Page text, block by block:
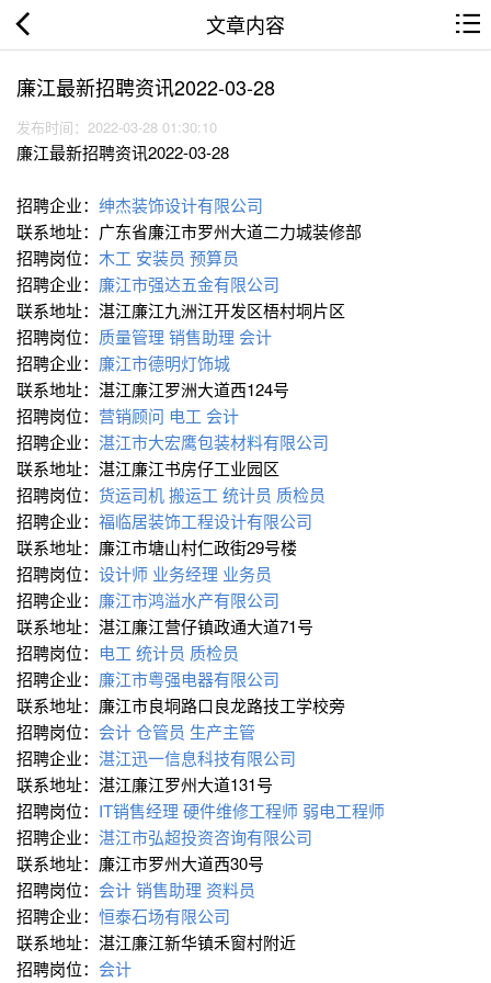
文章内容
廉江最新招聘资讯2022-03-28
发布时间：2022-03-28 01:30:10
廉江最新招聘资讯2022-03-28
招聘企业： 绅杰装饰设计有限公司
联系地址：广东省廉江市罗州大道二力城装修部
招聘岗位： 木工 安装员 预算员
招聘企业： 廉江市强达五金有限公司
联系地址：湛江廉江九洲江开发区梧村垌片区
招聘岗位： 质量管理 销售助理 会计
招聘企业： 廉江市德明灯饰城
联系地址：湛江廉江罗洲大道西124号
招聘岗位： 营销顾问 电工 会计
招聘企业： 湛江市大宏鹰包装材料有限公司
联系地址：湛江廉江书房仔工业园区
招聘岗位： 货运司机搬运工 统计员 质检员
招聘企业： 福临居装饰工程设计有限公司
联系地址：廉江市塘山村仁政街29号楼
招聘岗位： 设计师 业务经理 业务员
招聘企业： 廉江市鸿溢水产有限公司
联系地址：湛江廉江营仔镇政通大道71号
招聘岗位： 电工 统计员 质检员
招聘企业： 廉江市粤强电器有限公司
联系地址：廉江市良垌路口良龙路技工学校旁
招聘岗位： 会计仓管员 生产主管
招聘企业： 湛江迅一信息科技有限公司
联系地址：湛江廉江罗州大道131号
招聘岗位： IT销售经理 硬件维修工程师 弱电工程师
招聘企业： 湛江市弘超投资咨询有限公司
联系地址：廉江市罗州大道西30号
招聘岗位： 会计销售助理 资料员
招聘企业： 恒泰石场有限公司
联系地址：湛江廉江新华镇禾窗村附近
招聘岗位： 会计